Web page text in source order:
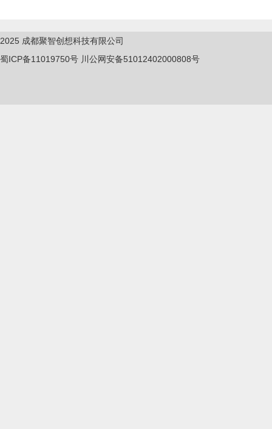
2025 成都聚智创想科技有限公司
蜀ICP备11019750号 川公网安备51012402000808号